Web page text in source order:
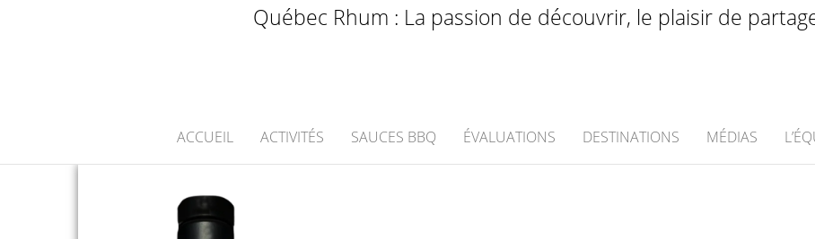
Québec Rhum : La passion de découvrir, le plaisir de
ACCUEIL ACTIVITÉS SAUCES BBQ ÉVALUATIONS DESTINATIONS MÉDIAS